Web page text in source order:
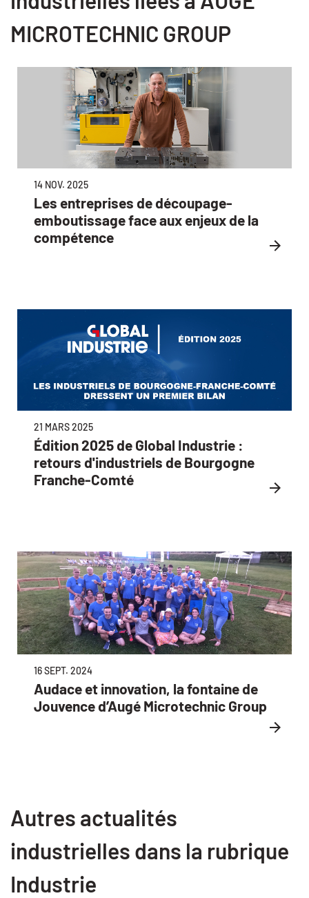
MICROTECHNIC GROUP
14 NOV. 2025
Les entreprises de découpage-
emboutissage face aux enjeux de la
compétence
21 MARS 2025
Édition 2025 de Global Industrie :
retours d'industriels de Bourgogne
Franche-Comté
16 SEPT. 2024
Audace et innovation, la fontaine de
Jouvence d’Augé Microtechnic Group
Autres actualités
industrielles dans la rubrique
Industrie